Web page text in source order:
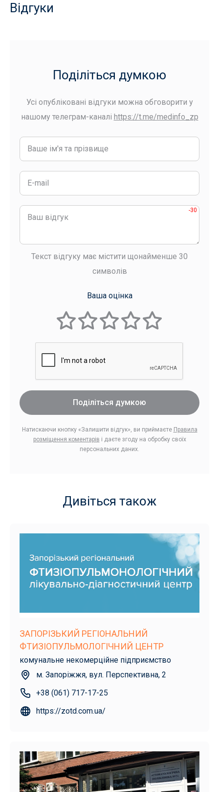
Відгуки
Поділіться думкою
Усі опубліковані відгуки можна обговорити у
нашому телеграм-каналі https://t.me/medinfo_zp
-30
Текст відгуку має містити щонайменше 30
символів
Ваша оцінка
Поділіться думкою
Натискаючи кнопку «Залишити відгук», ви приймаєте Правила
розміщення коментарів і даєте згоду на обробку своїх
персональних даних.
Дивіться також
ЗАПОРІЗЬКИЙ РЕГІОНАЛЬНИЙ
ФТИЗІОПУЛЬМОЛОГІЧНИЙ ЦЕНТР
комунальне некомерційне підприємство
м. Запоріжжя, вул. Перспективна, 2
+38 (061) 717-17-25
https://zotd.com.ua/